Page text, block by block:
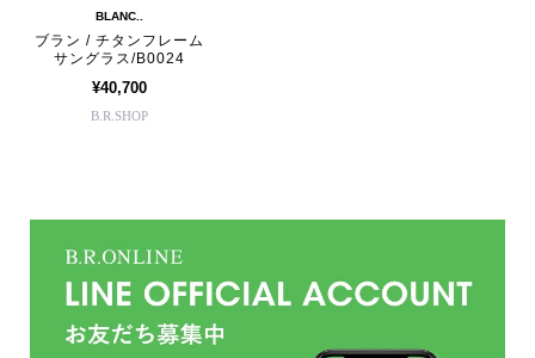
BLANC..
ブラン / チタンフレーム
サングラス/B0024
¥40,700
B.R.SHOP